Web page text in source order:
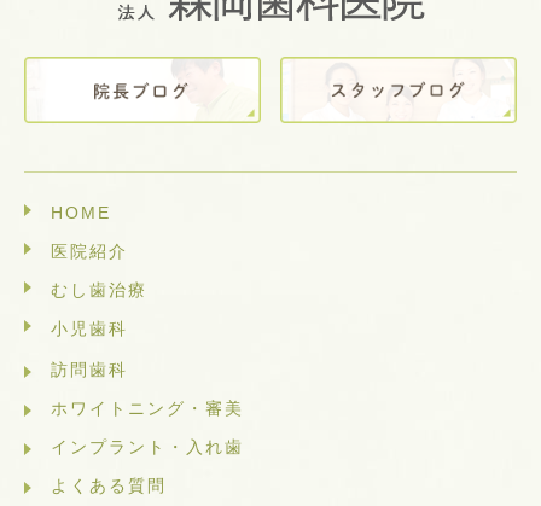
HOME
医院紹介
むし歯治療
小児歯科
訪問歯科
ホワイトニング・審美
インプラント・入れ歯
よくある質問